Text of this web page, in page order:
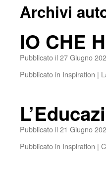
Archivi
IO CHE
Pubblicato il 27 Giugno
Pubblicato in Inspiration |
Pubblicato il 21 Giugno
Pubblicato in Inspiration |